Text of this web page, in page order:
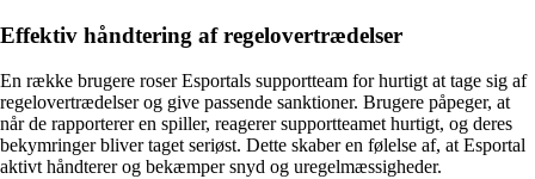
Effektiv håndtering af regelovertrædelser
En række brugere roser Esportals supportteam for hurtigt at tage sig af
regelovertrædelser og give passende sanktioner. Brugere påpeger, at
når de rapporterer en spiller, reagerer supportteamet hurtigt, og deres
bekymringer bliver taget seriøst. Dette skaber en følelse af, at Esportal
aktivt håndterer og bekæmper snyd og uregelmæssigheder.